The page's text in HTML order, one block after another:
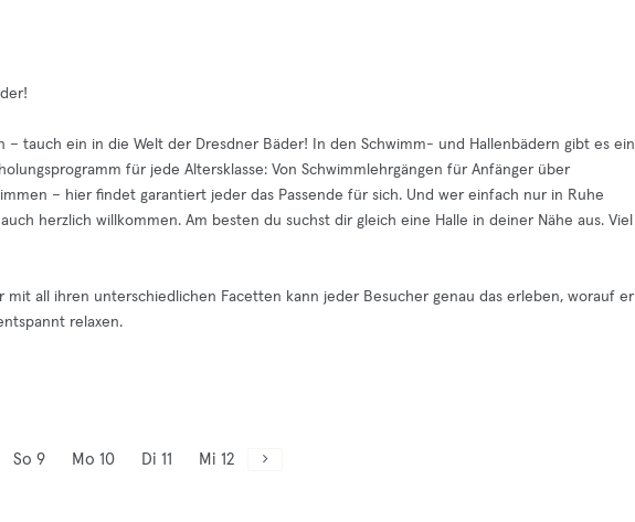
– tauch ein in die Welt der Dresdner Bäder! In den Schwimm- und Hallenbädern gibt es ein
für jede Altersklasse: Von Schwimmlehrgängen für Anfänger über
– hier findet garantiert jeder das Passende für sich. Und wer einfach nur in Ruhe
herzlich willkommen. Am besten du suchst dir gleich eine Halle in deiner Nähe aus. Viel
mit all ihren unterschiedlichen Facetten kann jeder Besucher genau das erleben, worauf er
relaxen.
So 9 Mo 10 Di 11 Mi 12